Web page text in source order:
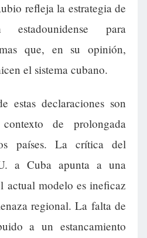
refleja la estrategia de
estadounidense para
que, en su opinión,
el sistema cubano.
estas declaraciones son
de prolongada
países. La crítica del
a Cuba apunta a una
actual modelo es ineficaz
regional. La falta de
a un estancamiento